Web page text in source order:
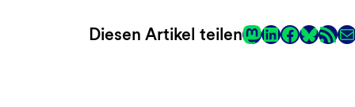
Diesen Artikel teilenMastodon
LinkedIn
Link
RSS-E-